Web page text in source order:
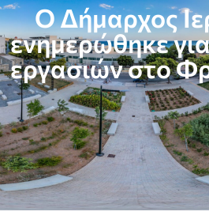
Ο Δήμαρχος
ενημερώθηκε
εργασιών στο